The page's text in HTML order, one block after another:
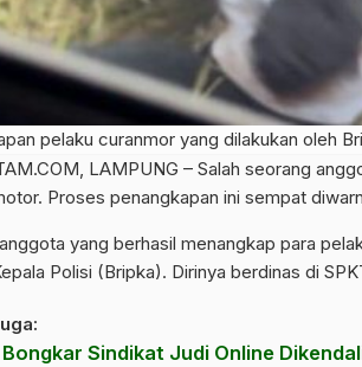
pelaku curanmor yang dilakukan oleh
, LAMPUNG – Salah seorang
Proses penangkapan ini sempat
yang berhasil menangkap para
Polisi (Bripka). Dirinya berdinas di
Sindikat Judi Online